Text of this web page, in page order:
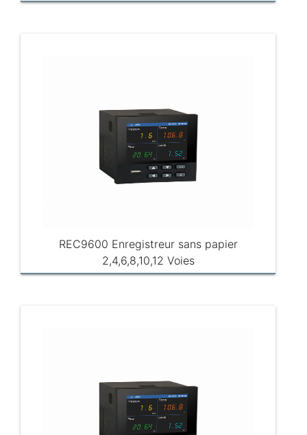
REC9600 Enregistreur sans papier
2,4,6,8,10,12 Voies